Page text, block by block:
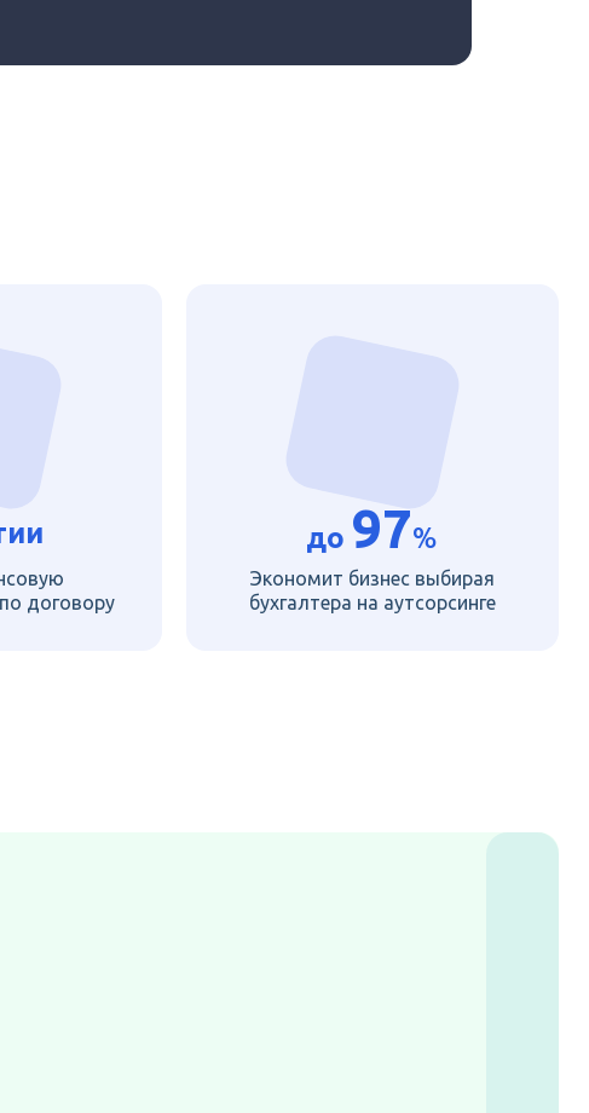
договору
до 97%
Экономит бизнес выбирая
бухгалтера на аутсорсинге